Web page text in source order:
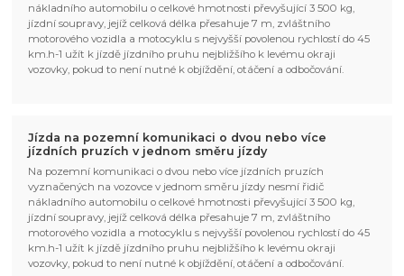
nákladního automobilu o celkové hmotnosti převyšující 3 500 kg,
jízdní soupravy, jejíž celková délka přesahuje 7 m, zvláštního
motorového vozidla a motocyklu s nejvyšší povolenou rychlostí do 45
km.h-1 užít k jízdě jízdního pruhu nejbližšího k levému okraji
vozovky, pokud to není nutné k objíždění, otáčení a odbočování.
Jízda na pozemní komunikaci o dvou nebo více
jízdních pruzích v jednom směru jízdy
Na pozemní komunikaci o dvou nebo více jízdních pruzích
vyznačených na vozovce v jednom směru jízdy nesmí řidič
nákladního automobilu o celkové hmotnosti převyšující 3 500 kg,
jízdní soupravy, jejíž celková délka přesahuje 7 m, zvláštního
motorového vozidla a motocyklu s nejvyšší povolenou rychlostí do 45
km.h-1 užít k jízdě jízdního pruhu nejbližšího k levému okraji
vozovky, pokud to není nutné k objíždění, otáčení a odbočování.